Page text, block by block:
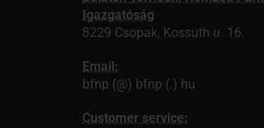
Igazgatóság
8229 Csopak, Kossuth u. 16.
Email:
bfnp (@) bfnp (.) hu
Customer service: